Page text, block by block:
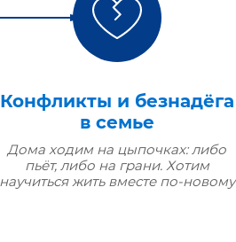
Конфликты и безнадёга
в семье
Дома ходим на цыпочках: либо
пьёт, либо на грани. Хотим
научиться жить вместе по‑новому